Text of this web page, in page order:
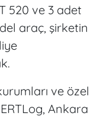
520 ve 3 adet
araç, şirketin
ve özel
Ankara